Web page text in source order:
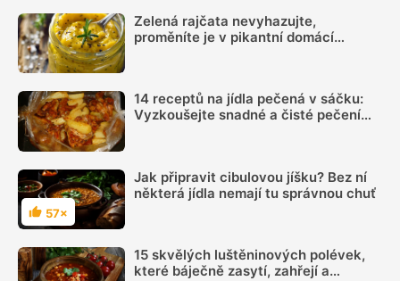
Zelená rajčata nevyhazujte,
proměníte je v pikantní domácí
14 receptů na jídla pečená v sáčku:
Vyzkoušejte snadné a čisté pečení
Hodnocení
57×
Jak připravit cibulovou jíšku? Bez ní
některá jídla nemají tu správnou chuť
15 skvělých luštěninových polévek,
které báječně zasytí, zahřejí a